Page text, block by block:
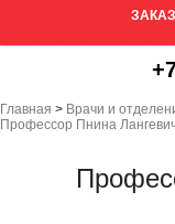
Главная > Врачи и
Профессор Пнина